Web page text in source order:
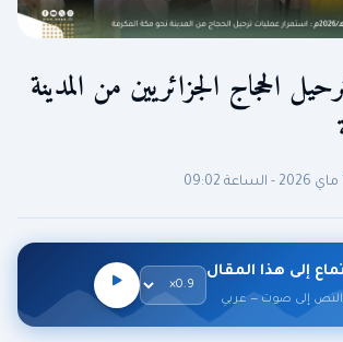
الحجاج الجزائريين من المدينة
إلى هذا المقال
النص إلى صوت — عربي